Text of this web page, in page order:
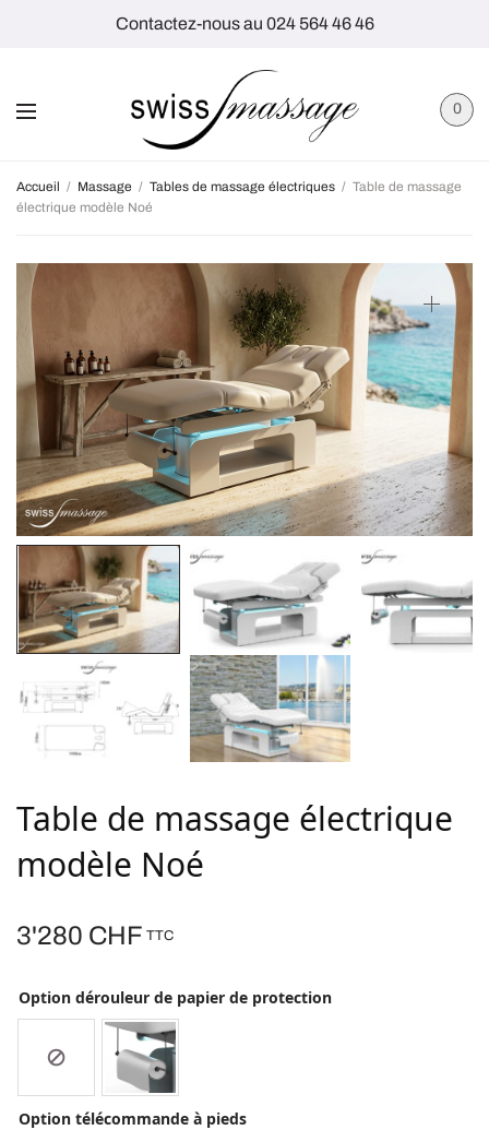
Contactez-nous au 024 564 46 46
0
Accueil / Massage / Tables de massage électriques / Table de massage
électrique modèle Noé
Table de massage électrique
modèle Noé
3'280 CHF TTC
Option dérouleur de papier de protection
Option télécommande à pieds